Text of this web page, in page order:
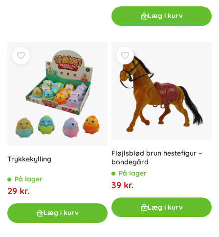
Læg i kurv
Trykkekylling
På lager
29 kr.
Læg i kurv
Fløjlsblød brun hestefigur –
bondegård
På lager
39 kr.
Læg i kurv